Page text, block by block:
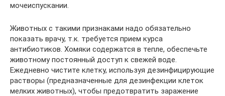
мочеиспускании.
Животных с такими признаками надо обязательно
показать врачу, т.к. требуется прием курса
антибиотиков. Хомяки содержатся в тепле, обеспечьте
животному постоянный доступ к свежей воде.
Ежедневно чистите клетку, используя дезинфицирующие
растворы (предназначенные для дезинфекции клеток
мелких животных), чтобы предотвратить заражение